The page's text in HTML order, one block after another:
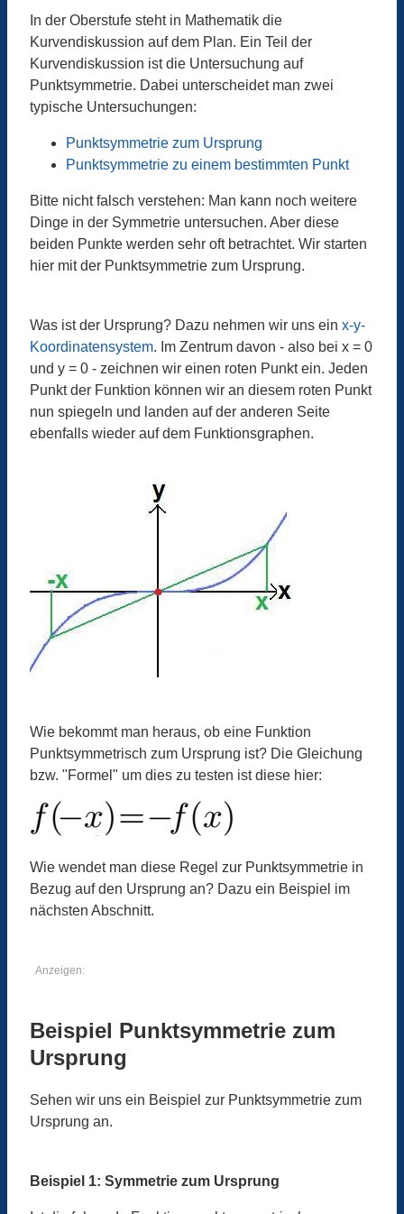
In der Oberstufe steht in Mathematik die
Kurvendiskussion auf dem Plan. Ein Teil der
Kurvendiskussion ist die Untersuchung auf
Punktsymmetrie. Dabei unterscheidet man zwei
typische Untersuchungen:
Punktsymmetrie zum Ursprung
Punktsymmetrie zu einem bestimmten Punkt
Bitte nicht falsch verstehen: Man kann noch weitere
Dinge in der Symmetrie untersuchen. Aber diese
beiden Punkte werden sehr oft betrachtet. Wir starten
hier mit der Punktsymmetrie zum Ursprung.
Was ist der Ursprung? Dazu nehmen wir uns ein x-y-
Koordinatensystem. Im Zentrum davon - also bei x = 0
und y = 0 - zeichnen wir einen roten Punkt ein. Jeden
Punkt der Funktion können wir an diesem roten Punkt
nun spiegeln und landen auf der anderen Seite
ebenfalls wieder auf dem Funktionsgraphen.
Wie bekommt man heraus, ob eine Funktion
Punktsymmetrisch zum Ursprung ist? Die Gleichung
bzw. "Formel" um dies zu testen ist diese hier:
Wie wendet man diese Regel zur Punktsymmetrie in
Bezug auf den Ursprung an? Dazu ein Beispiel im
nächsten Abschnitt.
Anzeigen:
Beispiel Punktsymmetrie zum
Ursprung
Sehen wir uns ein Beispiel zur Punktsymmetrie zum
Ursprung an.
Beispiel 1: Symmetrie zum Ursprung